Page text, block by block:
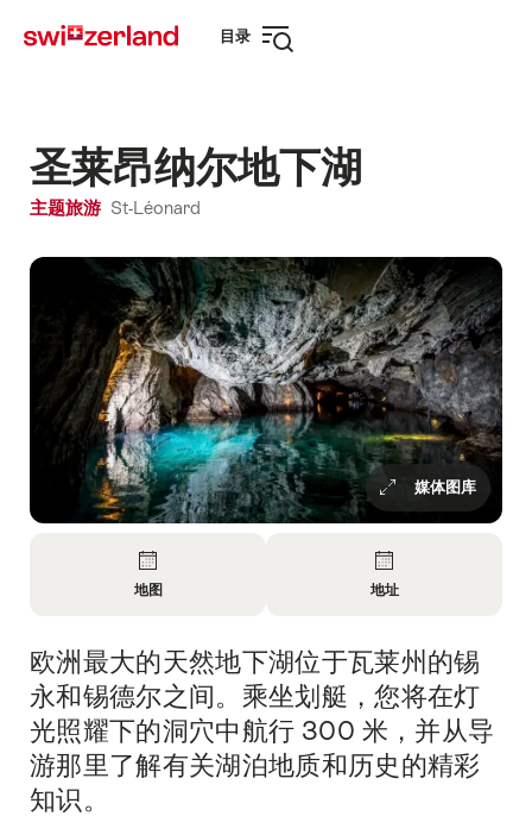
目录
圣莱昂纳尔地下湖
主题旅游 St-Léonard
媒体图库
信
息
地
图
地图
信
息
联
系
方
地址
简
介
欧洲最大的天然地下湖位于瓦莱州的锡
永和锡德尔之间。乘坐划艇，您将在灯
光照耀下的洞穴中航行 300 米，并从导
游那里了解有关湖泊地质和历史的精彩
知识。